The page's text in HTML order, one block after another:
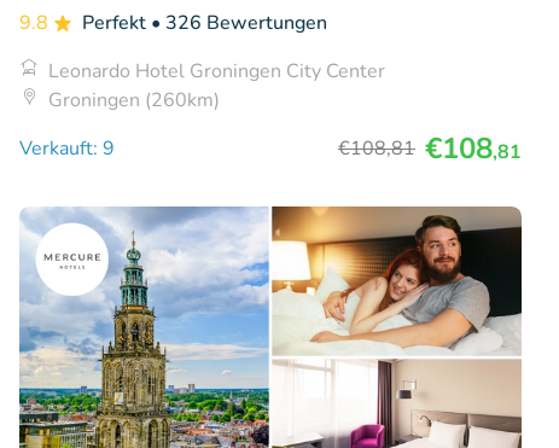
9.8
Perfekt • 326 Bewertungen
Leonardo Hotel Groningen City Center
Groningen (260km)
Verkauft: 9
€108,81 €108,81